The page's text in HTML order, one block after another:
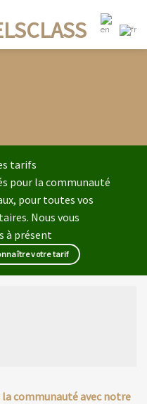
tarifs
pour la communauté
pour toutes vos
Nous vous
à présent
votre tarif
communauté avec notre